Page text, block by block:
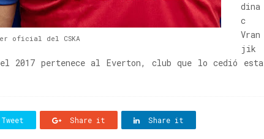
oficial del CSKA
dina
c
Vran
jik
2017 pertenece al Everton, club que lo cedió esta
Tweet Share it Share it